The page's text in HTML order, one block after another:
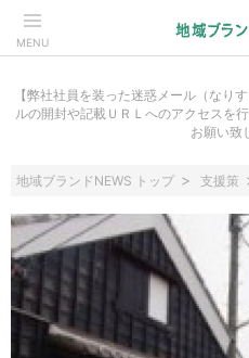
MENU
【弊社社員を装った迷惑メール（なり
ルの開封や記載ＵＲＬへのアクセスを
お願い致
地域ブランドNEWS トップ 支援策